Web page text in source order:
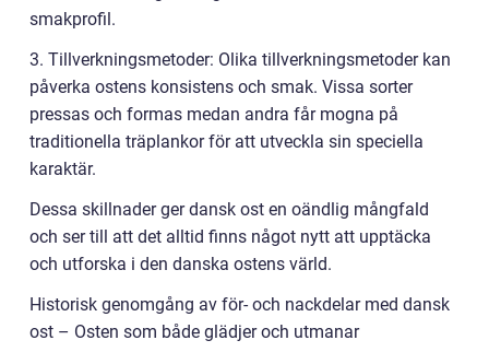
smakprofil.
3. Tillverkningsmetoder: Olika tillverkningsmetoder kan
påverka ostens konsistens och smak. Vissa sorter
pressas och formas medan andra får mogna på
traditionella träplankor för att utveckla sin speciella
karaktär.
Dessa skillnader ger dansk ost en oändlig mångfald
och ser till att det alltid finns något nytt att upptäcka
och utforska i den danska ostens värld.
Historisk genomgång av för- och nackdelar med dansk
ost – Osten som både glädjer och utmanar